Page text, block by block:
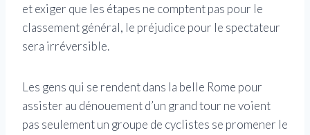
et exiger que les étapes ne comptent pas pour le
classement général, le préjudice pour le spectateur
sera irréversible.
Les gens qui se rendent dans la belle Rome pour
assister au dénouement d’un grand tour ne voient
pas seulement un groupe de cyclistes se promener le